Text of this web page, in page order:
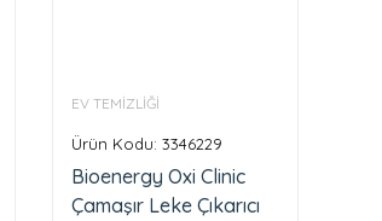
EV TEMİZLİĞİ
Ürün Kodu: 3346229
Bioenergy Oxi Clinic
Çamaşır Leke Çıkarıcı